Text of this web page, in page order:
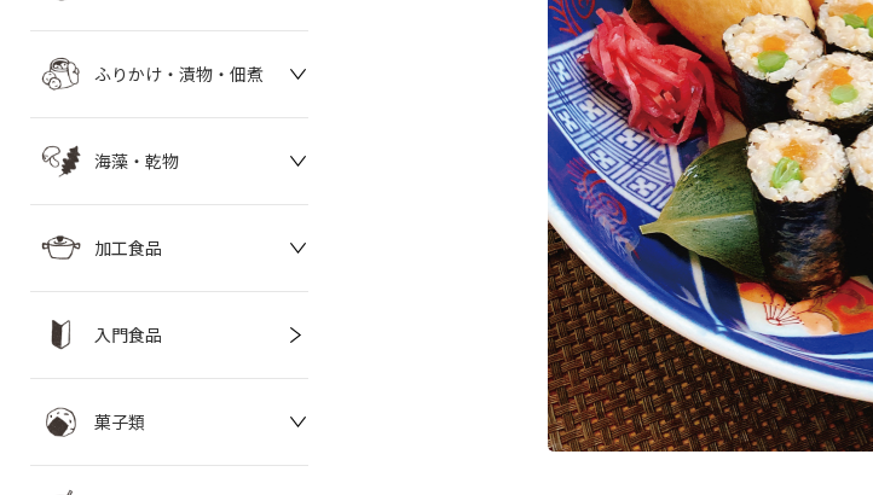
ふりかけ・漬物・佃煮
海藻・乾物
加工食品
入門食品
菓子類